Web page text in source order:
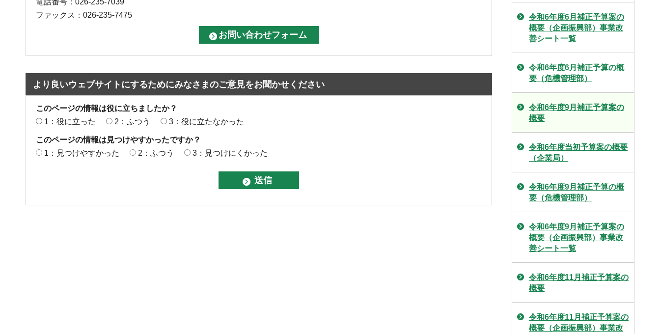
電話番号：026-235-7039
ファックス：026-235-7475
より良いウェブサイトにするためにみなさまのご意見をお聞かせください
このページの情報は役に立ちましたか？
1：役に立った
2：ふつう 3：役に立たなかった
このページの情報は見つけやすかったですか？
1：見つけやすかった
2：ふつう 3：見つけにくかった
令和6年度6月補正予算案の
概要（企画振興部）事業改
善シート一覧
令和6年度6月補正予算の概
要（危機管理部）
令和6年度9月補正予算案の
概要
令和6年度当初予算案の概要
（企業局）
令和6年度9月補正予算の概
要（危機管理部）
令和6年度9月補正予算案の
概要（企画振興部）事業改
善シート一覧
令和6年度11月補正予算案の
概要
令和6年度11月補正予算案の
概要（企画振興部）事業改